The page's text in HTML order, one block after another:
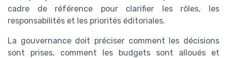
cadre de référence pour clarifier les rôles, les
responsabilités et les priorités éditoriales.
La gouvernance doit préciser comment les décisions
sont prises, comment les budgets sont alloués et